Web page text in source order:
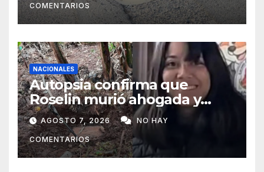
COMENTARIOS
NACIONALES
Autopsia confirma que
Roselin murió ahogada y
luego sufrió una violenta
mutilación
AGOSTO 7, 2026 NO HAY
COMENTARIOS